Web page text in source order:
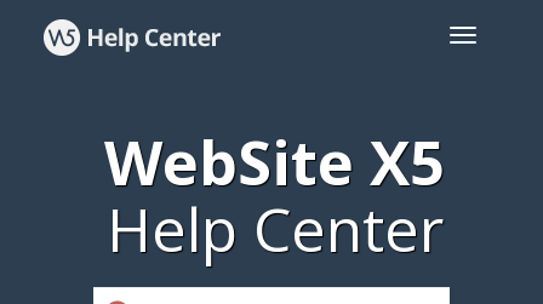
WebSite X5
Help Center